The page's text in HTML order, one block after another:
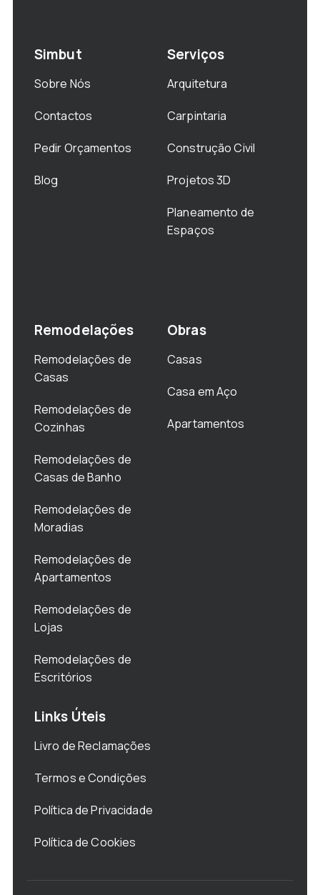
Simbut
Sobre Nós
Contactos
Pedir Orçamentos
Blog
Serviços
Arquitetura
Carpintaria
Construção Civil
Projetos 3D
Planeamento de
Espaços
Remodelações
Remodelações de
Casas
Remodelações de
Cozinhas
Remodelações de
Casas de Banho
Remodelações de
Moradias
Remodelações de
Apartamentos
Remodelações de
Lojas
Remodelações de
Escritórios
Obras
Casas
Casa em Aço
Apartamentos
Links Úteis
Livro de Reclamações
Termos e Condições
Política de Privacidade
Política de Cookies